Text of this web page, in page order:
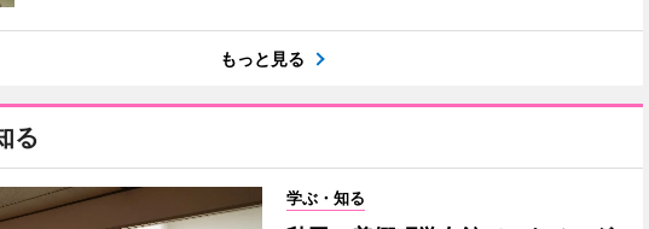
もっと見る
る
学ぶ・知る